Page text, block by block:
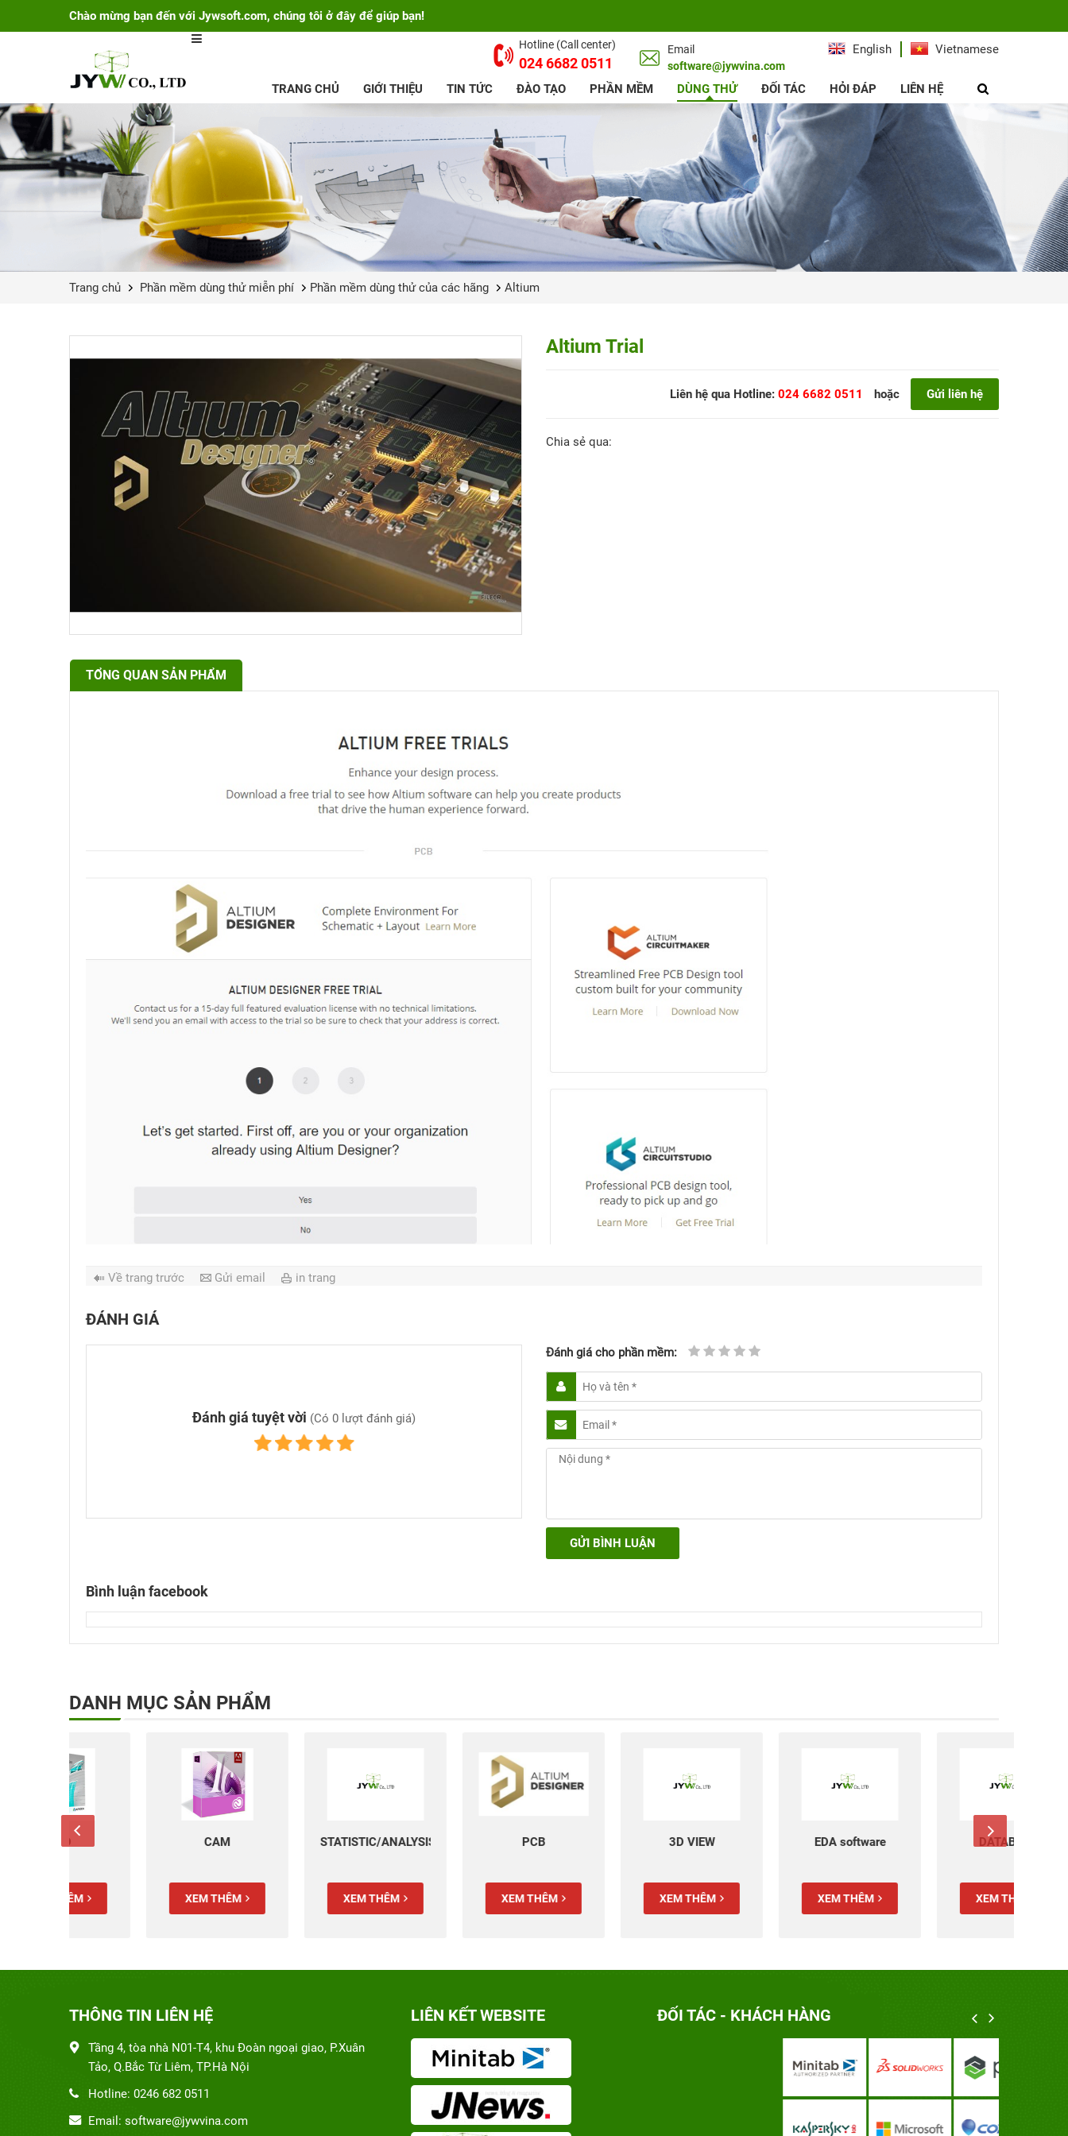
Chào mừng bạn đến với Jywsoft.com, chúng tôi ở đây để giúp bạn!
Vietnamese
English
Hotline (Call center)
024 6682 0511
Email
software@jywvina.com
TRANG CHỦ GIỚI THIỆU TIN TỨC ĐÀO TẠO PHẦN MỀM DÙNG THỬ ĐỐI TÁC HỎI ĐÁP LIÊN HỆ
Trang chủ Phần mềm dùng thử miễn phí Phần mềm dùng thử của các hãng Altium
Altium Trial
Liên hệ qua Hotline: 024 6682 0511 hoặc Gửi liên hệ
Chia sẻ qua:
TỔNG QUAN SẢN PHẨM
Về trang trước Gửi email in trang
ĐÁNH GIÁ
Đánh giá tuyệt vời (Có 0 lượt đánh giá)
Đánh giá cho phần mềm:
GỬI BÌNH LUẬN
Bình luận facebook
DANH MỤC SẢN PHẨM
STATISTIC/ANALYSIS
THÔNG TIN LIÊN HỆ
Tầng 4, tòa nhà N01-T4, khu Đoàn ngoại giao, P.Xuân
Tảo, Q.Bắc Từ Liêm, TP.Hà Nội
Hotline: 0246 682 0511
Email: software@jywvina.com
LIÊN KẾT WEBSITE ĐỐI TÁC - KHÁCH HÀNG